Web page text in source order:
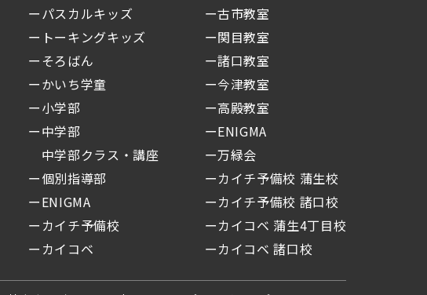
ーパスカルキッズ
ートーキングキッズ
ーそろばん
ーかいち学童
ー小学部
ー中学部
中学部クラス・講座
ー個別指導部
ーENIGMA
ーカイチ予備校
ーカイコベ
ー古市教室
ー関目教室
ー諸口教室
ー今津教室
ー高殿教室
ーENIGMA
ー万緑会
ーカイチ予備校 蒲生校
ーカイチ予備校 諸口校
ーカイコベ 蒲生4丁目校
ーカイコベ 諸口校